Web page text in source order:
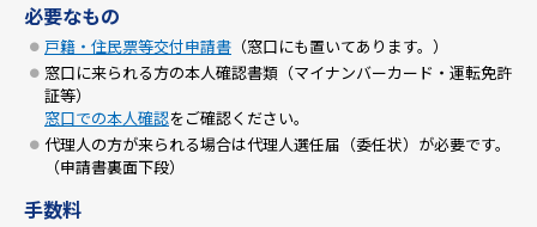
必要なもの
戸籍・住民票等交付申請書 （窓口にも置いてあります。）
窓口に来られる方の本人確認書類（マイナンバーカード・運転免許
証等）
窓口での本人確認をご確認ください。
代理人の方が来られる場合は代理人選任届（委任状）が必要です。
（申請書裏面下段）
手数料